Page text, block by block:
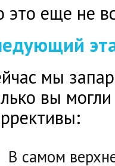
это еще не
мы
вы
В самом